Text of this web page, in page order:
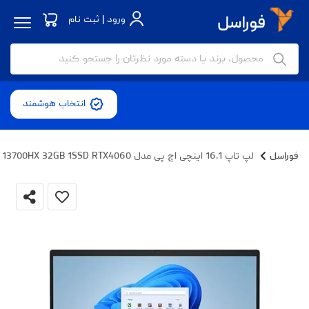
ورود | ثبت نام
انتخاب هوشمند
فوراسل لپ تاپ 16.1 اینچی اچ‌ پی مدل Victus 16-R0073CL-i7 13700HX 32GB 1SSD RTX4060